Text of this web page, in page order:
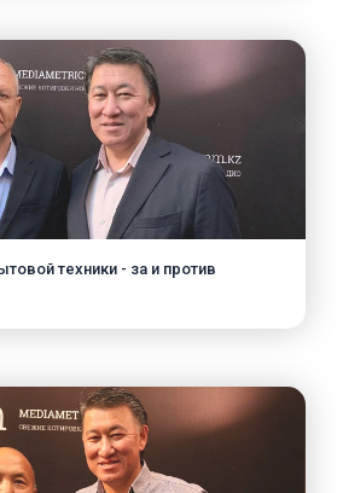
техники - за и против